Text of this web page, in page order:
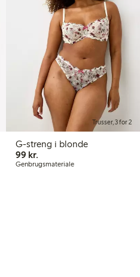
Trusser, 3 for 2
G-streng i blonde
99 kr.
Genbrugsmateriale